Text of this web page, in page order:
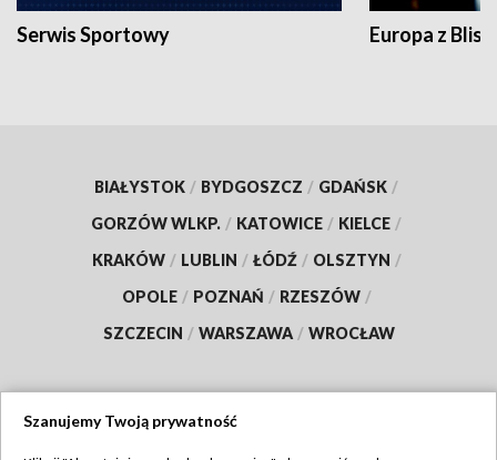
Serwis Sportowy Europa z
BIAŁYSTOK / BYDGOSZCZ / GDAŃSK /
GORZÓW WLKP. / KATOWICE / KIELCE /
KRAKÓW / LUBLIN / ŁÓDŹ / OLSZTYN /
OPOLE / POZNAŃ / RZESZÓW /
SZCZECIN / WARSZAWA / WROCŁAW
Szanujemy Twoją prywatność